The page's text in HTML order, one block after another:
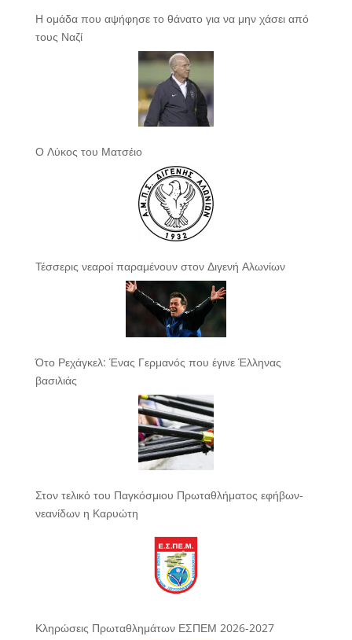
Η ομάδα που αψήφησε το θάνατο για να μην χάσει από
τους Ναζί
Ο Λύκος του Ματσέιο
Τέσσερις νεαροί παραμένουν στον Διγενή Αλωνίων
Ότο Ρεχάγκελ: Ένας Γερμανός που έγινε Έλληνας
βασιλιάς
Στον τελικό του Παγκόσμιου Πρωταθλήματος εφήβων-
νεανίδων η Καρυώτη
Κληρώσεις Πρωταθλημάτων ΕΣΠΕΜ 2026-2027